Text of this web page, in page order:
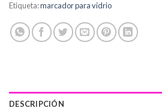
Etiqueta:marcador para vidrio
DESCRIPCIÓN